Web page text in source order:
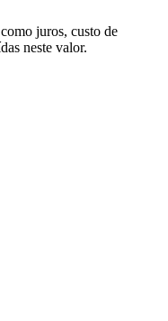
juros, custo de
neste valor.